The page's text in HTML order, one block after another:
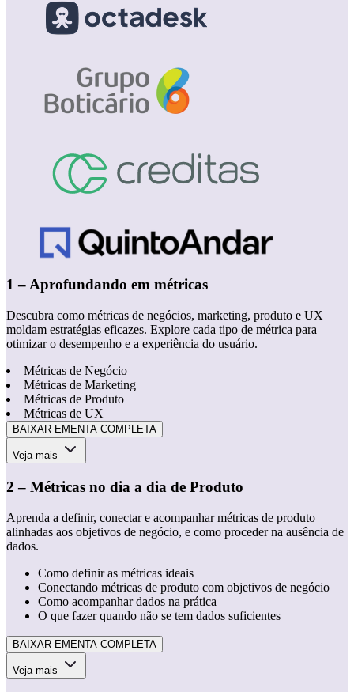
1 – Aprofundando em métricas
Descubra como métricas de negócios, marketing, produto e UX
moldam estratégias eficazes. Explore cada tipo de métrica para
otimizar o desempenho e a experiência do usuário.
Métricas de Negócio
Métricas de Marketing
Métricas de Produto
Métricas de UX
BAIXAR EMENTA COMPLETA
Veja mais
2 – Métricas no dia a dia de Produto
Aprenda a definir, conectar e acompanhar métricas de produto
alinhadas aos objetivos de negócio, e como proceder na ausência de
dados.
Como definir as métricas ideais
Conectando métricas de produto com objetivos de negócio
Como acompanhar dados na prática
O que fazer quando não se tem dados suficientes
BAIXAR EMENTA COMPLETA
Veja mais